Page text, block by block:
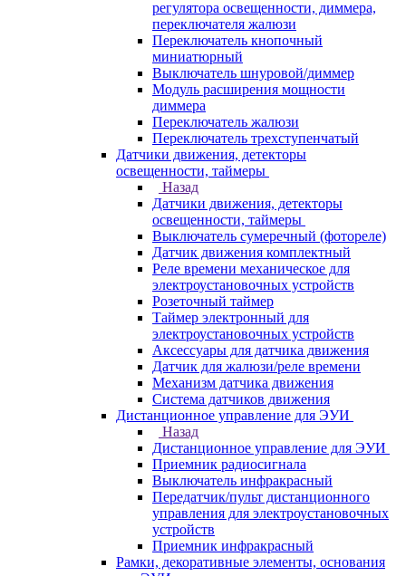
регулятора освещенности, диммера,
переключателя жалюзи
Переключатель кнопочный
миниатюрный
Выключатель шнуровой/диммер
Модуль расширения мощности
диммера
Переключатель жалюзи
Переключатель трехступенчатый
Датчики движения, детекторы
освещенности, таймеры
Назад
Датчики движения, детекторы
освещенности, таймеры
Выключатель сумеречный (фотореле)
Датчик движения комплектный
Реле времени механическое для
электроустановочных устройств
Розеточный таймер
Таймер электронный для
электроустановочных устройств
Аксессуары для датчика движения
Датчик для жалюзи/реле времени
Механизм датчика движения
Система датчиков движения
Дистанционное управление для ЭУИ
Назад
Дистанционное управление для ЭУИ
Приемник радиосигнала
Выключатель инфракрасный
Передатчик/пульт дистанционного
управления для электроустановочных
устройств
Приемник инфракрасный
Рамки, декоративные элементы, основания